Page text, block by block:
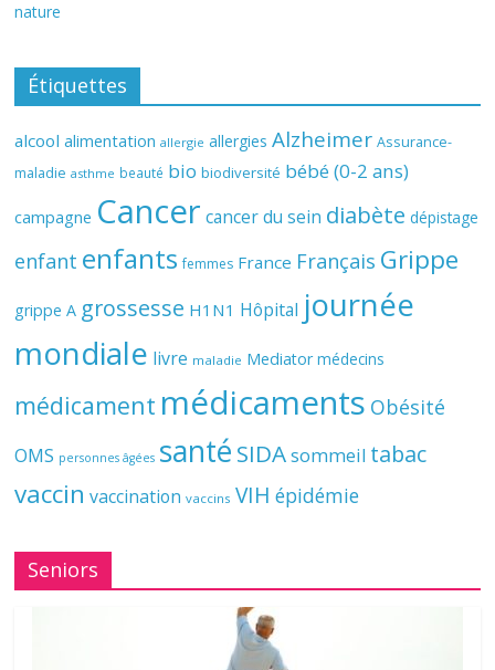
nature
Étiquettes
alcool alimentation allergie allergies Alzheimer Assurance-
maladie asthme beauté bio biodiversité bébé (0-2 ans)
campagne Cancer cancer du sein diabète dépistage
enfant enfants femmes France Français Grippe
grippe A grossesse H1N1 Hôpital journée
mondiale livre maladie Mediator médecins
médicament médicaments Obésité
OMS personnes âgées santé SIDAsommeil tabac
vaccin vaccination vaccins VIH épidémie
Seniors